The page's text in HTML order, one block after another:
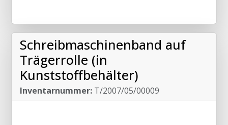
Schreibmaschinenband auf
Trägerrolle (in
Kunststoffbehälter)
Inventarnummer: T/2007/05/00009